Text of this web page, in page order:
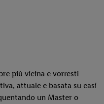
più vicina e vorresti
attuale e basata su casi
un Master o